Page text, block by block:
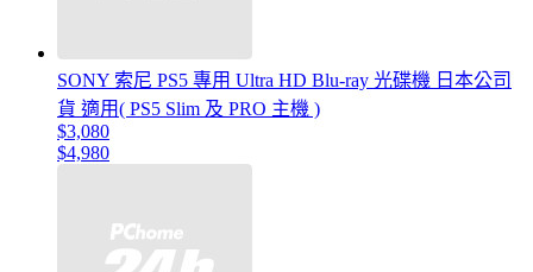
SONY 索尼 PS5 專用 Ultra HD Blu-ray 光碟機 日本公司
貨 適用( PS5 Slim 及 PRO 主機 )
$3,080
$4,980